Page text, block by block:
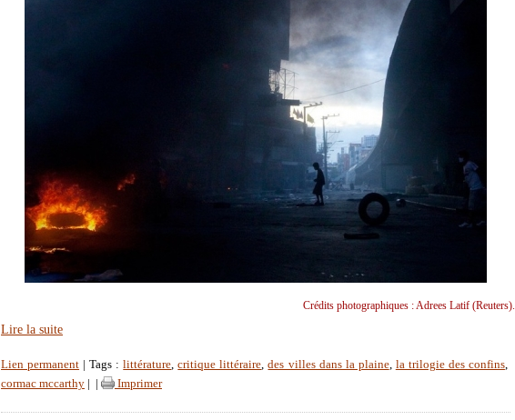
Crédits photographiques : Adrees Latif (Reuters).
Lire la suite
Lien permanent | Tags :littérature,critique littéraire,des villes dans la plaine, la trilogie des confins,
cormac mccarthy
Imprimer